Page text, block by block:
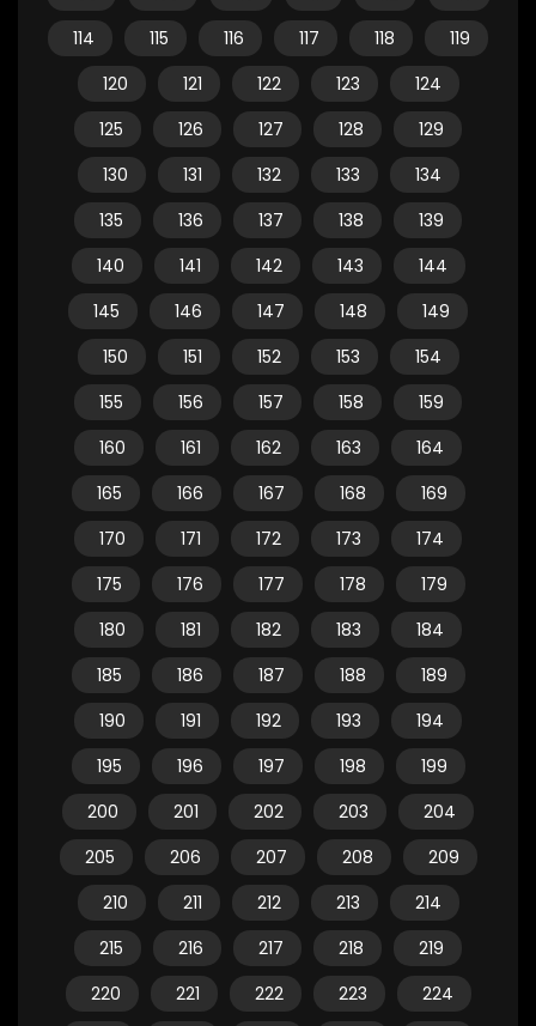
114
115 116 117 118
119
120
121 122 123
124
125
126 127 128
129
130
131 132 133
134
135
136 137 138
139
140
141 142 143
144
145
146 147 148
149
150
151 152 153
154
155
156 157 158
159
160
161 162 163
164
165
166 167 168
169
170
171 172 173
174
175
176 177 178
179
180
181 182 183
184
185
186 187 188
189
190
191 192 193
194
195
196 197 198
199
200
201 202 203
204
205
206 207 208
209
210
211 212 213
214
215
216 217 218
219
220
221 222 223
224